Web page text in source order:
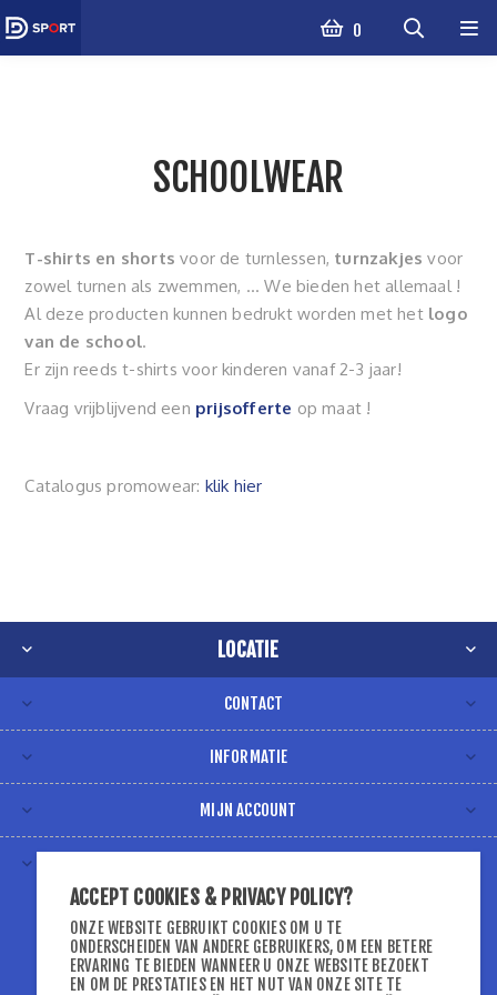
0
SCHOOLWEAR
T-shirts en shorts voor de turnlessen, turnzakjes voor
zowel turnen als zwemmen, ... We bieden het allemaal !
Al deze producten kunnen bedrukt worden met het logo
van de school.
Er zijn reeds t-shirts voor kinderen vanaf 2-3 jaar!
Vraag vrijblijvend een prijsofferte op maat !
Catalogus promowear: klik hier
LOCATIE
CONTACT
INFORMATIE
MIJN ACCOUNT
ACCEPT COOKIES & PRIVACY POLICY?
ONZE WEBSITE GEBRUIKT COOKIES OM U TE
ONDERSCHEIDEN VAN ANDERE GEBRUIKERS, OM EEN BETERE
ERVARING TE BIEDEN WANNEER U ONZE WEBSITE BEZOEKT
EN OM DE PRESTATIES EN HET NUT VAN ONZE SITE TE